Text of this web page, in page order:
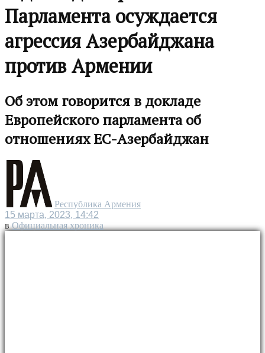
Парламента осуждается
агрессия Азербайджана
против Армении
Об этом говорится в докладе
Европейского парламента об
отношениях ЕС-Азербайджан
Республика Армения
15 марта, 2023, 14:42
в Официальная хроника